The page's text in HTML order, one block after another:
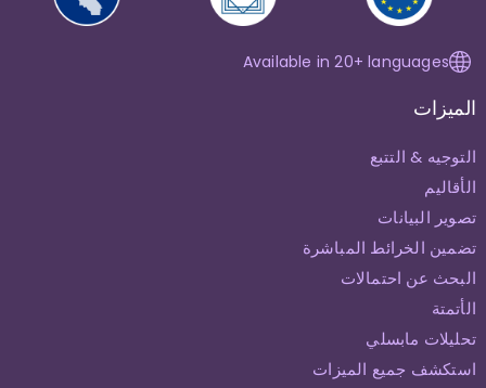
Available in 20+ languages
الميزات
التوجيه & التتبع
الأقاليم
تصوير البيانات
تضمين الخرائط المباشرة
البحث عن احتمالات
الأتمتة
تحليلات مابسلي
استكشف جميع الميزات